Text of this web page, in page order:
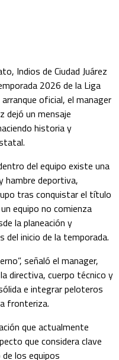
Indios de Ciudad Juárez
2026 de la Liga
oficial, el manager
dejó un mensaje
historia y
del equipo existe una
hambre deportiva,
tras conquistar el título
equipo no comienza
la planeación y
inicio de la temporada.
señaló el manager,
directiva, cuerpo técnico y
e integrar peloteros
fronteriza.
que actualmente
que considera clave
los equipos